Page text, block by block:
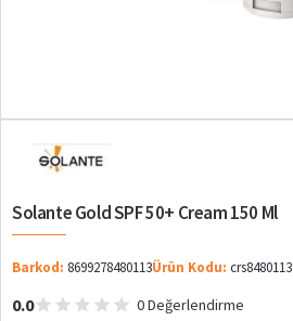
Solante Gold SPF 50+ Cream 150 Ml
Barkod: 8699278480113Ürün Kodu: crs8480113
0.0 0 Değerlendirme